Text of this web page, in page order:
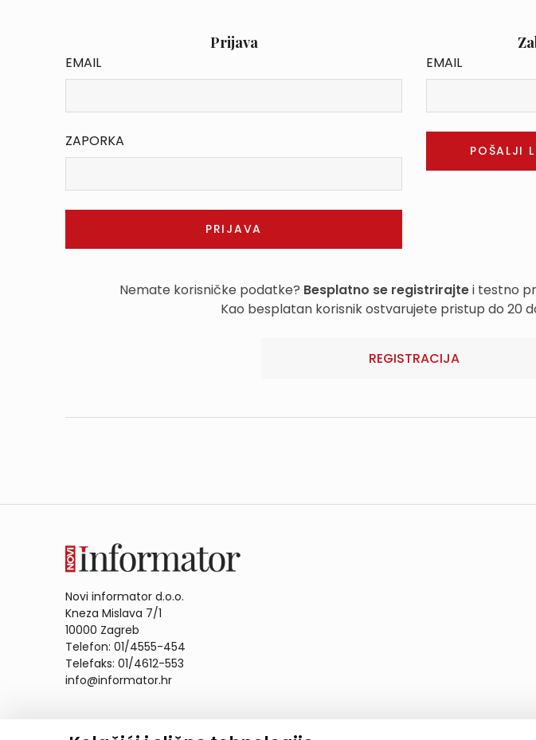
Prijava
EMAIL
ZAPORKA
EMAIL
Nemate korisničke podatke? Besplatno se registrirajtei testno
Kao besplatan korisnik ostvarujete pristup do 20
REGISTRACIJA
Novi informator d.o.o.
Kneza Mislava 7/1
10000 Zagreb
Telefon: 01/4555-454
Telefaks: 01/4612-553
info@informator.hr